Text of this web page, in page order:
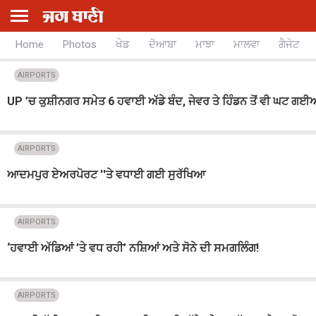
Home Photos ਖੇਡ ਦੋਆਬਾ ਮਾਝਾ ਮਾਲਵਾ ਗੈਜੇਟ
AIRPORTS
UP ’ਚ ਕੁਸ਼ੀਨਗਰ ਸਮੇਤ 6 ਹਵਾਈ ਅੱਡੇ ਬੰਦ, ਜੇਵਰ ਤੇ ਹਿੰਡਨ ਤੋਂ ਵੀ ਘਟ
AIRPORTS
ਆਦਮਪੁਰ ਏਅਰਪੋਰਟ ''ਤੇ ਵਧਾਈ ਗਈ ਸੁਰੱਖਿਆ
AIRPORTS
‘ਹਵਾਈ ਅੱਡਿਆਂ ’ਤੇ ਵਧ ਰਹੀ’ ਨਸ਼ਿਆਂ ਅਤੇ ਸੋਨੇ ਦੀ ਸਮਗਲਿੰਗ!
AIRPORTS